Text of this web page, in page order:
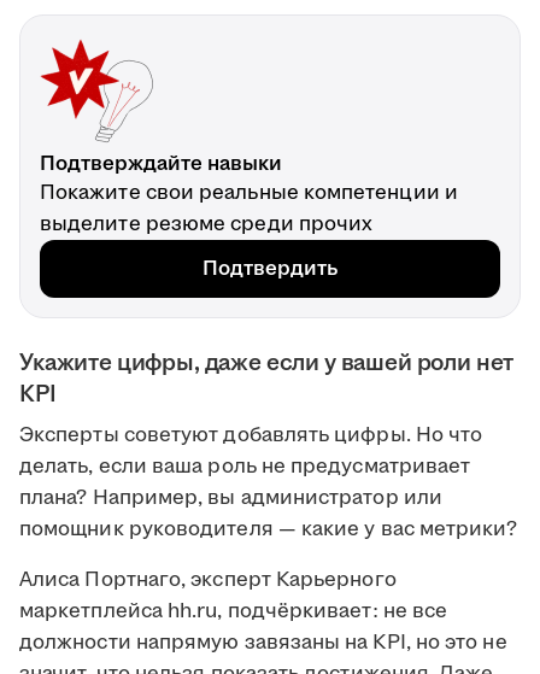
Подтверждайте навыки
Покажите свои реальные компетенции и
выделите резюме среди прочих
Подтвердить
Укажите цифры, даже если у вашей роли нет
KPI
Эксперты советуют добавлять цифры. Но что
делать, если ваша роль не предусматривает
плана? Например, вы администратор или
помощник руководителя — какие у вас метрики?
Алиса Портнаго, эксперт Карьерного
маркетплейса hh.ru, подчёркивает: не все
должности напрямую завязаны на KPI, но это не